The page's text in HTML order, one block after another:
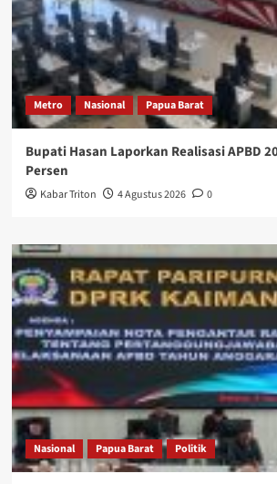
Metro Nasional Papua Barat
Bupati Hasan Laporkan Realisasi APBD
Persen
Kabar Triton 4 Agustus 2026 0
Nasional Papua Barat Politik